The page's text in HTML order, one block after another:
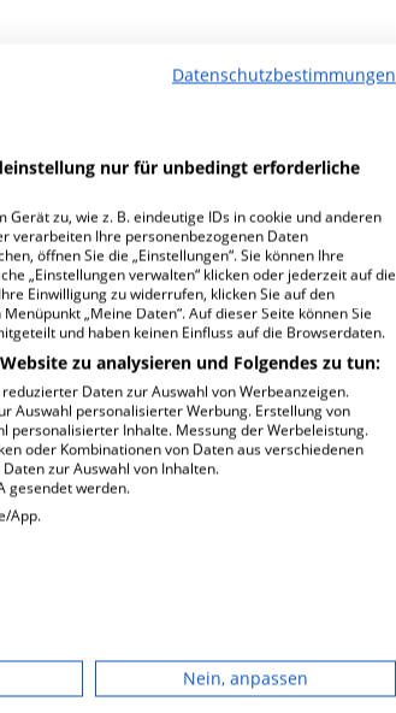
Ramstein-Miesenbach?
Standort Ramstein-Miesenbach?
Datenschutzbestimmungen
nur für unbedingt erforderliche
zu, wie z. B. eindeutige IDs in cookie und anderen
verarbeiten Ihre personenbezogenen Daten
öffnen Sie die „Einstellungen“. Sie können Ihre
„Einstellungen verwalten“ klicken oder jederzeit auf die
Einwilligung zu widerrufen, klicken Sie auf den
„Meine Daten“. Auf dieser Seite können Sie
und haben keinen Einfluss auf die Browserdaten.
zu analysieren und Folgendes zu tun:
Daten zur Auswahl von Werbeanzeigen.
Auswahl personalisierter Werbung. Erstellung von
personalisierter Inhalte. Messung der Werbeleistung.
oder Kombinationen von Daten aus verschiedenen
zur Auswahl von Inhalten.
gesendet werden.
App.
Nein, anpassen